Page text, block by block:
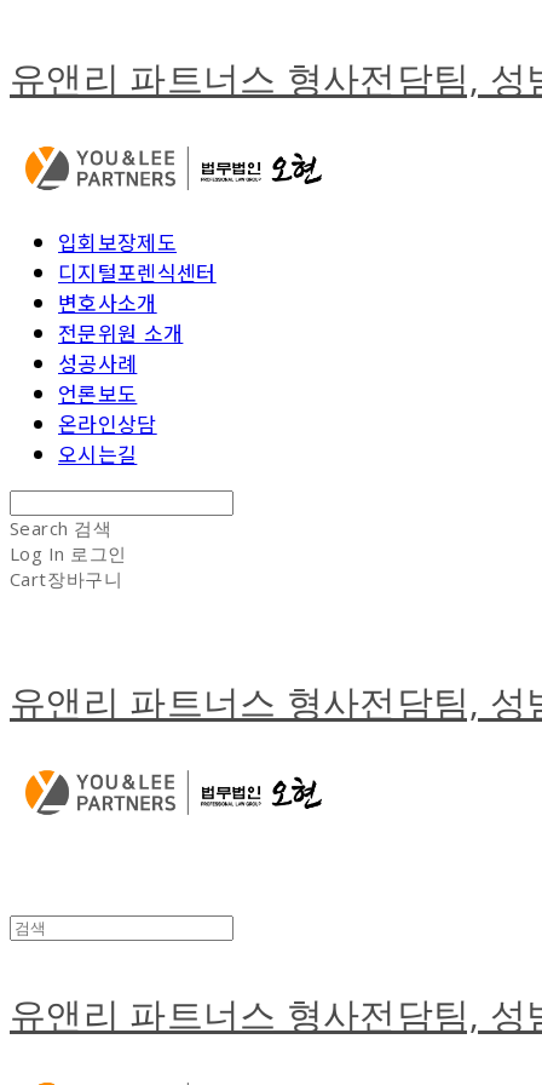
유앤리 파트너스 형사전담팀, 성
입회보장제도
디지털포렌식센터
변호사소개
전문위원 소개
성공사례
언론보도
온라인상담
오시는길
Search 검색
Log In 로그인
Cart장바구니
유앤리 파트너스 형사전담팀, 성
유앤리 파트너스 형사전담팀, 성